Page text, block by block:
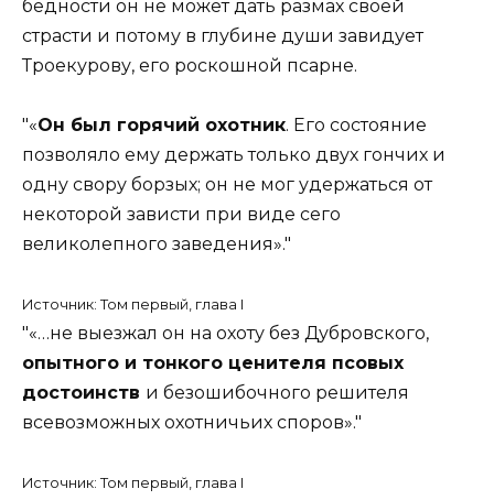
бедности он не может дать размах своей
страсти и потому в глубине души завидует
Троекурову, его роскошной псарне.
«Он был горячий охотник. Его состояние
позволяло ему держать только двух гончих и
одну свору борзых; он не мог удержаться от
некоторой зависти при виде сего
великолепного заведения».
Источник: Том первый, глава I
«…не выезжал он на охоту без Дубровского,
опытного и тонкого ценителя псовых
достоинств и безошибочного решителя
всевозможных охотничьих споров».
Источник: Том первый, глава I